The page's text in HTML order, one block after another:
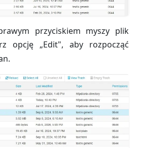
przyciskiem myszy plik
opcję „Edit", aby rozpocząć